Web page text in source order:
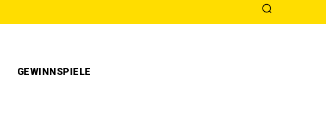
GEWINNSPIELE